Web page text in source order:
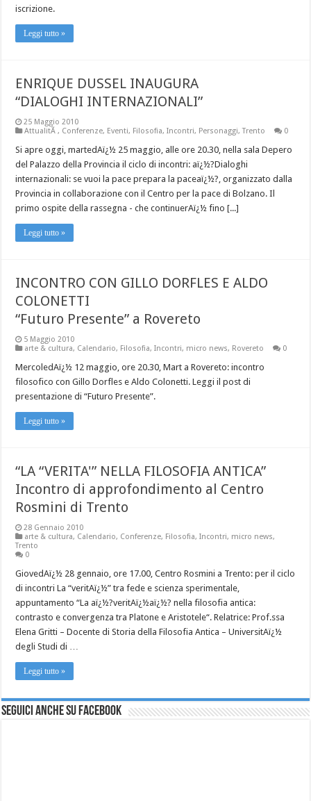
iscrizione.
Leggi tutto »
ENRIQUE DUSSEL INAUGURA
“DIALOGHI INTERNAZIONALI”
25 Maggio 2010
AttualitÃ, Conferenze, Eventi, Filosofia,Incontri, Personaggi,Trento 0
Si apre oggi, martedAï¿½ 25 maggio, alle ore 20.30, nella sala Depero
del Palazzo della Provincia il ciclo di incontri: aï¿½?Dialoghi
internazionali: se vuoi la pace prepara la paceaï¿½?, organizzato dalla
Provincia in collaborazione con il Centro per la pace di Bolzano. Il
primo ospite della rassegna - che continuerAï¿½ fino [...]
Leggi tutto »
INCONTRO CON GILLO DORFLES E ALDO
COLONETTI
“Futuro Presente” a Rovereto
5 Maggio 2010
arte & cultura, Calendario, Filosofia,Incontri, micro news, Rovereto 0
MercoledAï¿½ 12 maggio, ore 20.30, Mart a Rovereto: incontro
filosofico con Gillo Dorfles e Aldo Colonetti. Leggi il post di
presentazione di “Futuro Presente”.
Leggi tutto »
“LA “VERITA'” NELLA FILOSOFIA ANTICA”
Incontro di approfondimento al Centro
Rosmini di Trento
28 Gennaio 2010
arte & cultura, Calendario, Conferenze, Filosofia,Incontri, micro news,
Trento
0
GiovedAï¿½ 28 gennaio, ore 17.00, Centro Rosmini a Trento: per il ciclo
di incontri La “veritAï¿½” tra fede e scienza sperimentale,
appuntamento “La aï¿½?veritAï¿½aï¿½? nella filosofia antica:
contrasto e convergenza tra Platone e Aristotele“. Relatrice: Prof.ssa
Elena Gritti – Docente di Storia della Filosofia Antica – UniversitAï¿½
degli Studi di …
Leggi tutto »
Seguici anche su Facebook